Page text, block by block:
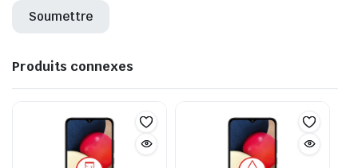
Produits connexes